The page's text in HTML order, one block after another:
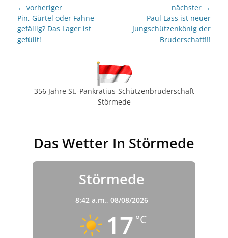
Beitragsnavigation
← vorheriger
Vorheriger
Beitrag:
Pin, Gürtel oder Fahne
gefällig? Das Lager ist
gefüllt!
nächster →
Beitrag:
Paul Lass ist neuer
Jungschützenkönig der
Bruderschaft!!!
356 Jahre St.-Pankratius-Schützenbruderschaft
Störmede
Das Wetter In Störmede
Störmede
8:42 a.m., 08/08/2026
17 °C